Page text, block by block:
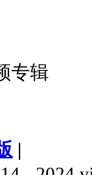
专辑
|